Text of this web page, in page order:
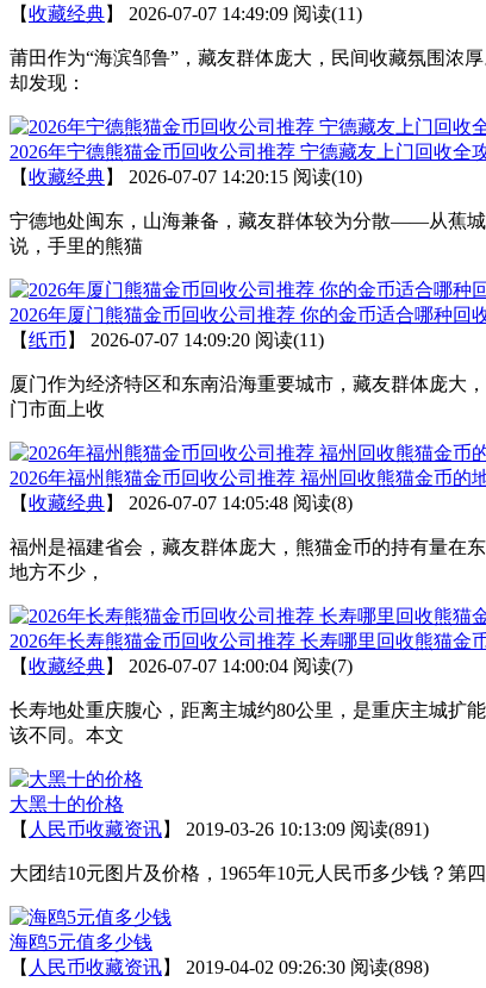
【收藏经典】 2026-07-07 14:49:09 阅读(11)
莆田作为“海滨邹鲁”，藏友群体庞大，民间收藏氛围浓
却发现：
2026年宁德熊猫金币回收公司推荐 宁德藏友上门回收全
【收藏经典】 2026-07-07 14:20:15 阅读(10)
宁德地处闽东，山海兼备，藏友群体较为分散——从蕉
说，手里的熊猫
2026年厦门熊猫金币回收公司推荐 你的金币适合哪种回
【纸币 】 2026-07-07 14:09:20 阅读(11)
厦门作为经济特区和东南沿海重要城市，藏友群体庞大
门市面上收
2026年福州熊猫金币回收公司推荐 福州回收熊猫金币的
【收藏经典】 2026-07-07 14:05:48 阅读(8)
福州是福建省会，藏友群体庞大，熊猫金币的持有量在
地方不少，
2026年长寿熊猫金币回收公司推荐 长寿哪里回收熊猫金
【收藏经典】 2026-07-07 14:00:04 阅读(7)
长寿地处重庆腹心，距离主城约80公里，是重庆主城
该不同。本文
大黑十的价格
【 人民币收藏资讯】 2019-03-26 10:13:09 阅读(891)
大团结10元图片及价格，1965年10元人民币多少钱？
海鸥5元值多少钱
【 人民币收藏资讯】 2019-04-02 09:26:30 阅读(898)